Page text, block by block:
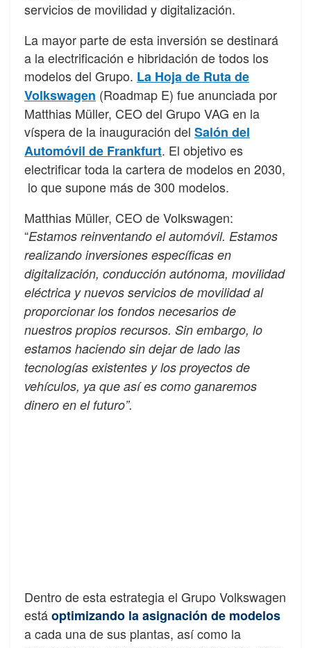
servicios de movilidad y digitalización.
La mayor parte de esta inversión se destinará
a la electrificación e hibridación de todos los
modelos del Grupo. La Hoja de Ruta de
Volkswagen (Roadmap E) fue anunciada por
Matthias Müller, CEO del Grupo VAG en la
víspera de la inauguración del Salón del
Automóvil de Frankfurt. El objetivo es
electrificar toda la cartera de modelos en 2030,
lo que supone más de 300 modelos.
Matthias Müller, CEO de Volkswagen:
“Estamos reinventando el automóvil. Estamos
realizando inversiones específicas en
digitalización, conducción autónoma, movilidad
eléctrica y nuevos servicios de movilidad al
proporcionar los fondos necesarios de
nuestros propios recursos. Sin embargo, lo
estamos haciendo sin dejar de lado las
tecnologías existentes y los proyectos de
vehículos, ya que así es como ganaremos
dinero en el futuro”.
Dentro de esta estrategia el Grupo Volkswagen
estáoptimizando la asignación de modelos
a cada una de sus plantas, así como la